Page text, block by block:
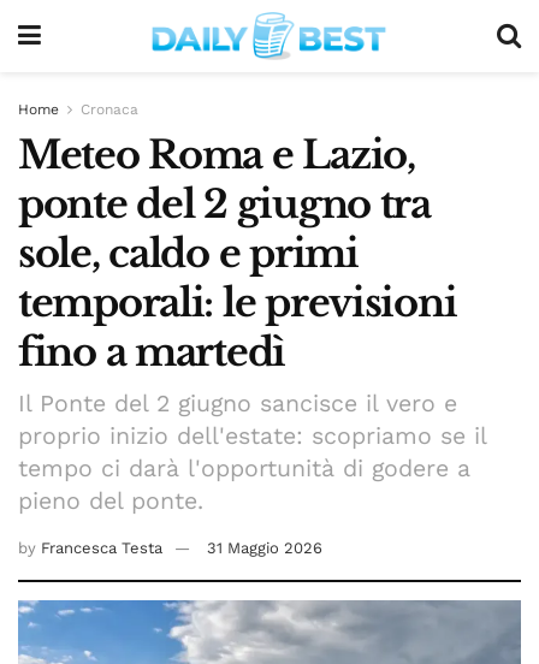
Home Cronaca
Meteo Roma e Lazio,
ponte del 2 giugno tra
sole, caldo e primi
temporali: le previsioni
fino a martedì
Il Ponte del 2 giugno sancisce il vero e
proprio inizio dell'estate: scopriamo se il
tempo ci darà l'opportunità di godere a
pieno del ponte.
by Francesca Testa 31 Maggio 2026